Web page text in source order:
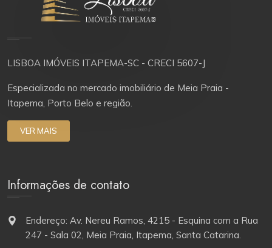
LISBOA IMÓVEIS ITAPEMA-SC - CRECI 5607-J
Especializada no mercado imobiliário de Meia Praia -
Itapema, Porto Belo e região.
VER MAIS
Informações de contato
Endereço: Av. Nereu Ramos, 4215 - Esquina com a Rua
247 - Sala 02, Meia Praia, Itapema, Santa Catarina.